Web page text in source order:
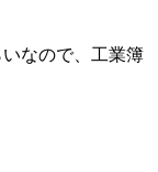
なので、工業簿